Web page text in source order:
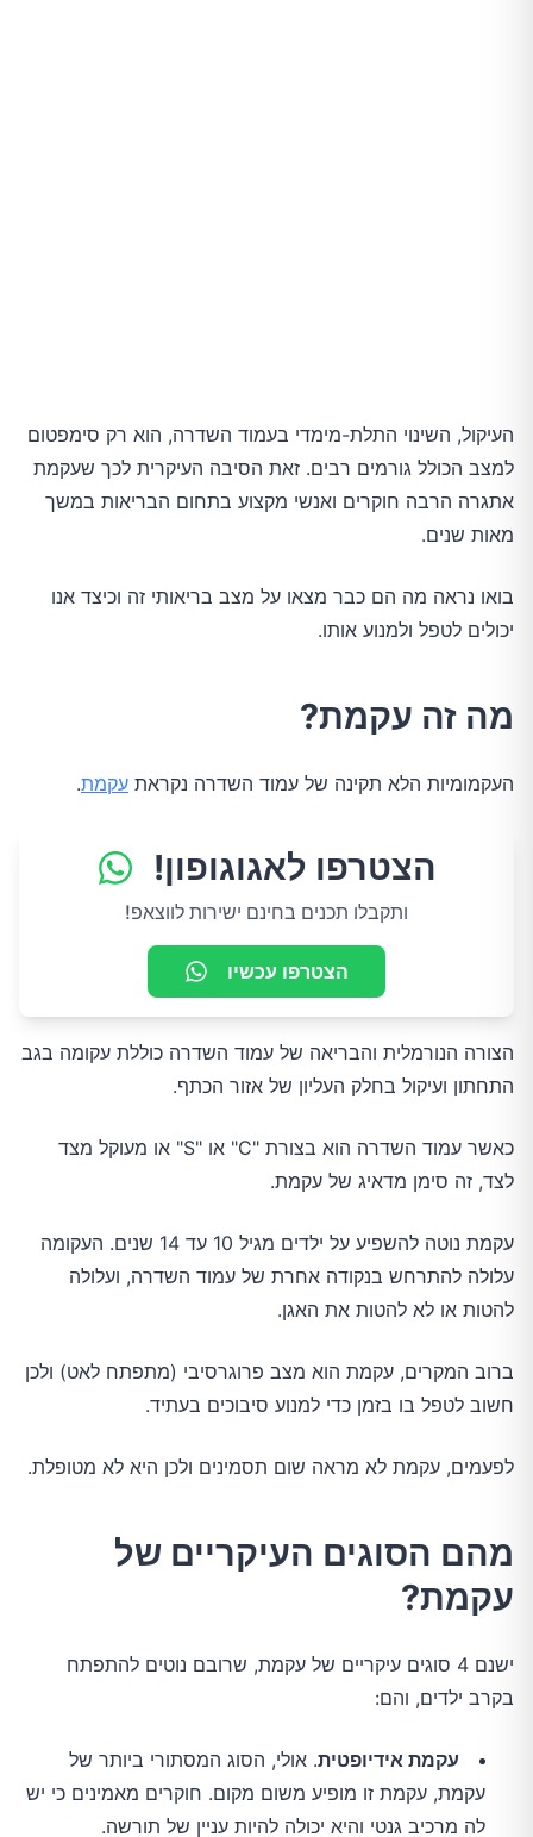
העיקול, השינוי התלת-מימדי בעמוד השדרה, הוא רק סימפטום
למצב הכולל גורמים רבים. זאת הסיבה העיקרית לכך שעקמת
אתגרה הרבה חוקרים ואנשי מקצוע בתחום הבריאות במשך
מאות שנים.
בואו נראה מה הם כבר מצאו על מצב בריאותי זה וכיצד אנו
יכולים לטפל ולמנוע אותו.
מה זה עקמת?
העקמומיות הלא תקינה של עמוד השדרה נקראת עקמת.
הצטרפו לאגוגופון!
ותקבלו תכנים בחינם ישירות לווצאפ!
הצטרפו עכשיו
הצורה הנורמלית והבריאה של עמוד השדרה כוללת עקומה בגב
התחתון ועיקול בחלק העליון של אזור הכתף.
כאשר עמוד השדרה הוא בצורת "C" או "S" או מעוקל מצד
לצד, זה סימן מדאיג של עקמת.
עקמת נוטה להשפיע על ילדים מגיל 10 עד 14 שנים. העקומה
עלולה להתרחש בנקודה אחרת של עמוד השדרה, ועלולה
להטות או לא להטות את האגן.
ברוב המקרים, עקמת הוא מצב פרוגרסיבי (מתפתח לאט) ולכן
חשוב לטפל בו בזמן כדי למנוע סיבוכים בעתיד.
לפעמים, עקמת לא מראה שום תסמינים ולכן היא לא מטופלת.
מהם הסוגים העיקריים של
עקמת?
ישנם 4 סוגים עיקריים של עקמת, שרובם נוטים להתפתח
בקרב ילדים, והם:
עקמת אידיופטית. אולי, הסוג המסתורי ביותר של
עקמת, עקמת זו מופיע משום מקום. חוקרים מאמינים כי יש
לה מרכיב גנטי והיא יכולה להיות עניין של תורשה.